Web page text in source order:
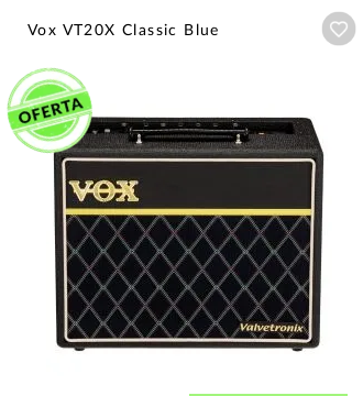
Vox VT20X Classic Blue